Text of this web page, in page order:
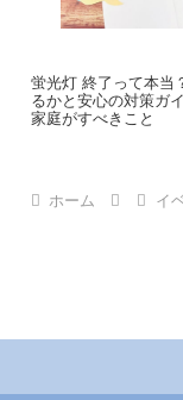
蛍光灯 終了って本当
るかと安心の対策ガ
家庭がすべきこと
ホーム イ